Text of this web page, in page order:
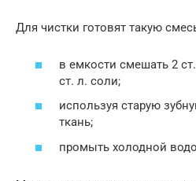
Для чистки готовят такую
в емкости смешать 2
ст. л. соли;
используя старую
ткань;
промыть холодной